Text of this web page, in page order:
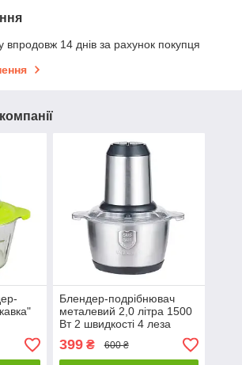
впродовж 14 днів за рахунок покупця
Блендер-подрібнювач
металевий 2,0 літра 1500
Вт 2 швидкості 4 леза
399₴ 600 ₴